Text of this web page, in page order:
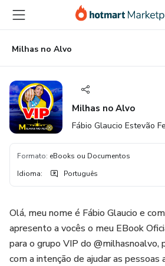
para
conteúdo
principal
para
pagamento
para
rodapé
Milhas no Alvo
Milhas no Alvo
Fábio Glaucio Estevão
Formato: eBooks ou Documentos
Idioma: Português
Olá, meu nome é Fábio Glaucio e
apresento a vocês o meu EBook
para o grupo VIP do @milhasnoalvo,
com a intenção de ajudar as